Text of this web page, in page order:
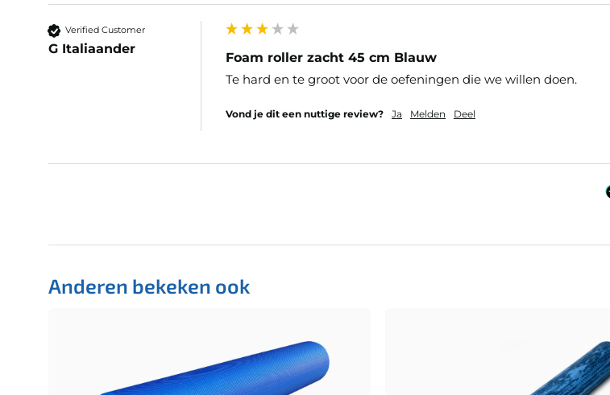
Verified Customer
G Italiaander
Foam roller zacht 45 cm Blauw
Te hard en te groot voor de oefeningen die we willen doen.
Vond je dit een nuttige review? Ja Melden Deel
Anderen bekeken ook